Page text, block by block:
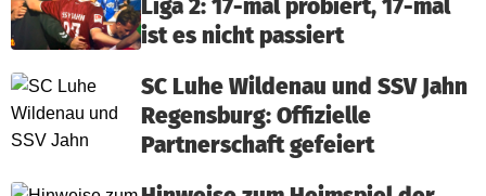
Liga 2: 17-mal probiert, 17-mal
ist es nicht passiert
SC Luhe Wildenau und SSV Jahn
Regensburg: Offizielle
Partnerschaft gefeiert